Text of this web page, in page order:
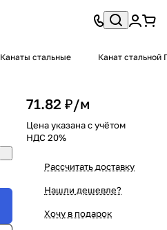
Канаты стальные Канат стальной
71.82 ₽/м
Цена указана с учётом
НДС 20%
Рассчитать доставку
Нашли дешевле?
Хочу в подарок